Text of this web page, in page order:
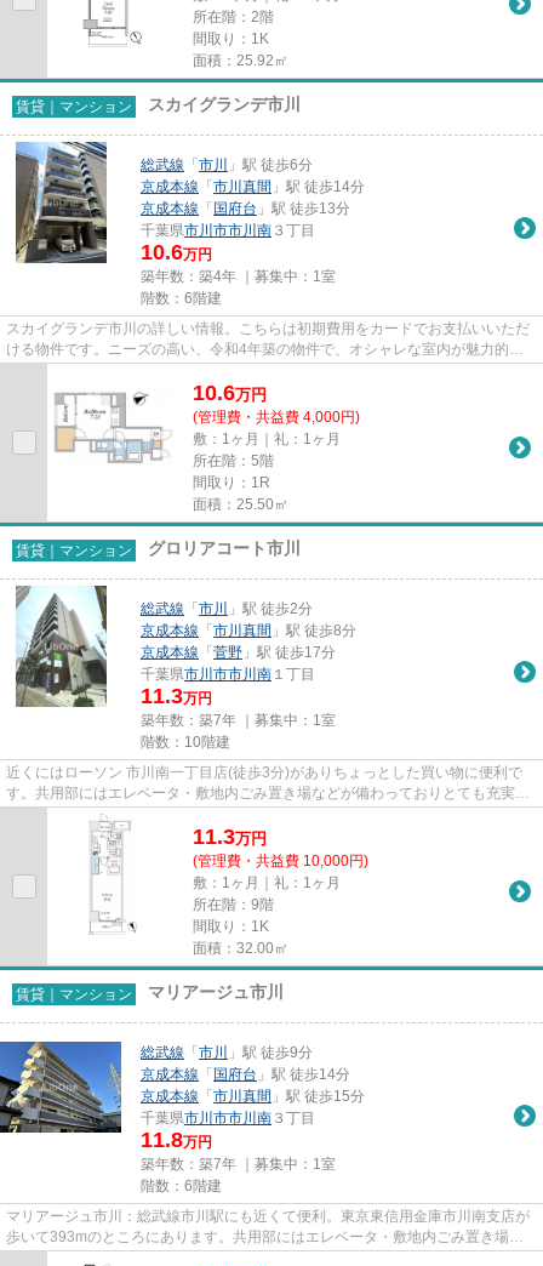
所在階：2階
間取り：1K
面積：25.92㎡
賃貸｜マンション スカイグランデ市川
総武線 「 市川
」駅 徒歩6分
京成本線 「 市川真間 」駅 徒歩14分
京成本線 「 国府台 」駅 徒歩13分
千葉県市川市市川南 ３丁目
10.6万円
築年数：築4年 ｜募集中： 1室
階数：6階建
スカイグランデ市川の詳しい情報。こちらは初期費用をカードでお支払いいただ
ける物件です。ニーズの高い、令和4年築の物件で、オシャレな室内が魅力的。
10.6万円
(管理費・共益費 4,000円)
敷：1ヶ月｜礼：1ヶ月
所在階：5階
間取り：1R
面積：25.50㎡
賃貸｜マンション グロリアコート市川
総武線 「 市川
」駅 徒歩2分
京成本線 「 市川真間 」駅 徒歩8分
京成本線 「 菅野 」駅 徒歩17分
千葉県市川市市川南 １丁目
11.3万円
築年数：築7年 ｜募集中： 1室
階数：10階建
近くにはローソン 市川南一丁目店(徒歩3分)がありちょっとした買い物に便利で
す。共用部にはエレベータ・敷地内ごみ置き場などが備わっておりとても充実し
ています。素敵な景色が堪能...
11.3万円
(管理費・共益費 10,000円)
敷：1ヶ月｜礼：1ヶ月
所在階：9階
間取り：1K
面積：32.00㎡
賃貸｜マンション マリアージュ市川
総武線 「 市川
」駅 徒歩9分
京成本線 「 国府台 」駅 徒歩14分
京成本線 「 市川真間 」駅 徒歩15分
千葉県市川市市川南 ３丁目
11.8万円
築年数：築7年 ｜募集中： 1室
階数：6階建
マリアージュ市川：総武線市川駅にも近くて便利。東京東信用金庫市川南支店が
歩いて393mのところにあります。共用部にはエレベータ・敷地内ごみ置き場な